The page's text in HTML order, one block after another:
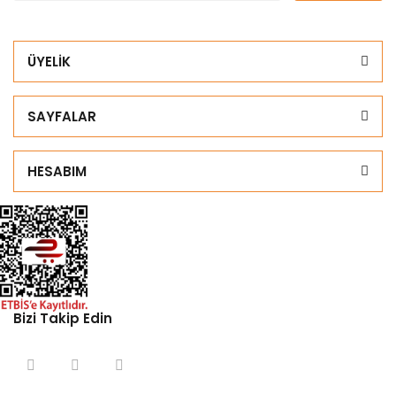
ÜYELİK
SAYFALAR
HESABIM
Bizi Takip Edin